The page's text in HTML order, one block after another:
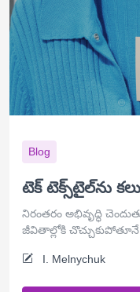
Blog
టెక్ టెక్స్‌టైల్‌ను
నిరంతరం అభివృద్ధి
జీవితాల్లోకి చొచ్చుకుపోతూనే
I. Melnychuk